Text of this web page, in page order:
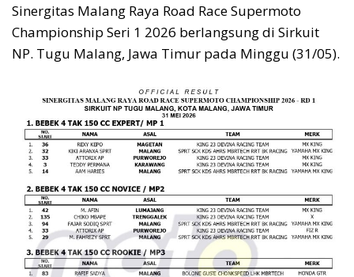
Sinergitas Malang Raya Road Race Supermoto
Championship Seri 1 2026 berlangsung di Sirkuit
NP. Tugu Malang, Jawa Timur pada Minggu (31/05).